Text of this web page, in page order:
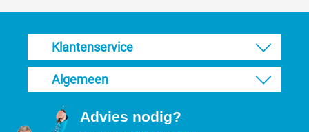
Klantenservice
Algemeen
Advies nodig?